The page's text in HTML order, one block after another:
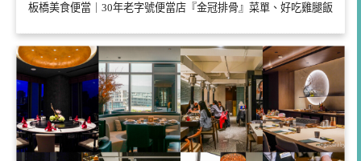
板橋美食便當｜30年老字號便當店『金冠排骨』菜單、好吃雞腿飯